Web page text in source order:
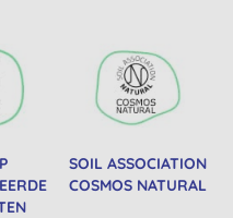
SOIL ASSOCIATION
COSMOS NATURAL